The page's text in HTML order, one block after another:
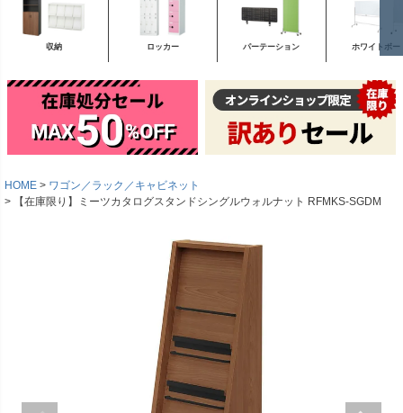
収納 ロッカー パーテーション ホワイトボー
HOME
ワゴン／ラック／キャビネット
【在庫限り】ミーツカタログスタンドシングルウォルナット RFMKS-SGDM